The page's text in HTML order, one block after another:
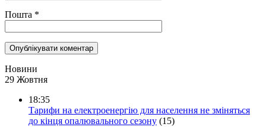
Пошта *
Новини
29 Жовтня
18:35
Тарифи на електроенергію для населення не зміняться
до кінця опалювального сезону (15)